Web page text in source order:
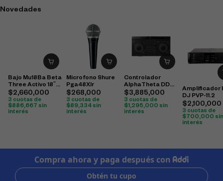
Novedades
Bajo Mu18Ba Beta
Three Activo 18″
500W
$2,660,000
3 cuotas de
$886,667 sin
interés
Microfono Shure
Pga48Xlr
$268,000
3 cuotas de
$89,334sin
interés
Controlador
AlphaTheta DDJ-
GRV6 4 canales
$3,885,000
3 cuotas de
$1,295,000 sin
interés
Amplificador
DJ PVP-11.2
$2,100,000
3 cuotas de
$700,000 sin
interés